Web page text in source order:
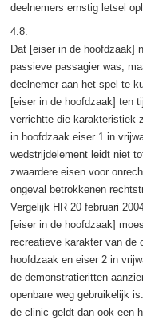
deelnemers ernstig letsel
4.8.
Dat [eiser in de hoofdzaak]
passieve passagier was,
deelnemer aan het spel te
[eiser in de hoofdzaak] ten
verrichtte die karakteristiek
in hoofdzaak eiser 1 in
wedstrijdelement leidt niet
zwaardere eisen voor
ongeval betrokkenen
Vergelijk HR 20 februari
[eiser in de hoofdzaak]
recreatieve karakter van de
hoofdzaak en eiser 2 in
de demonstratieritten
openbare weg gebruikelijk
de clinic geldt dan ook een